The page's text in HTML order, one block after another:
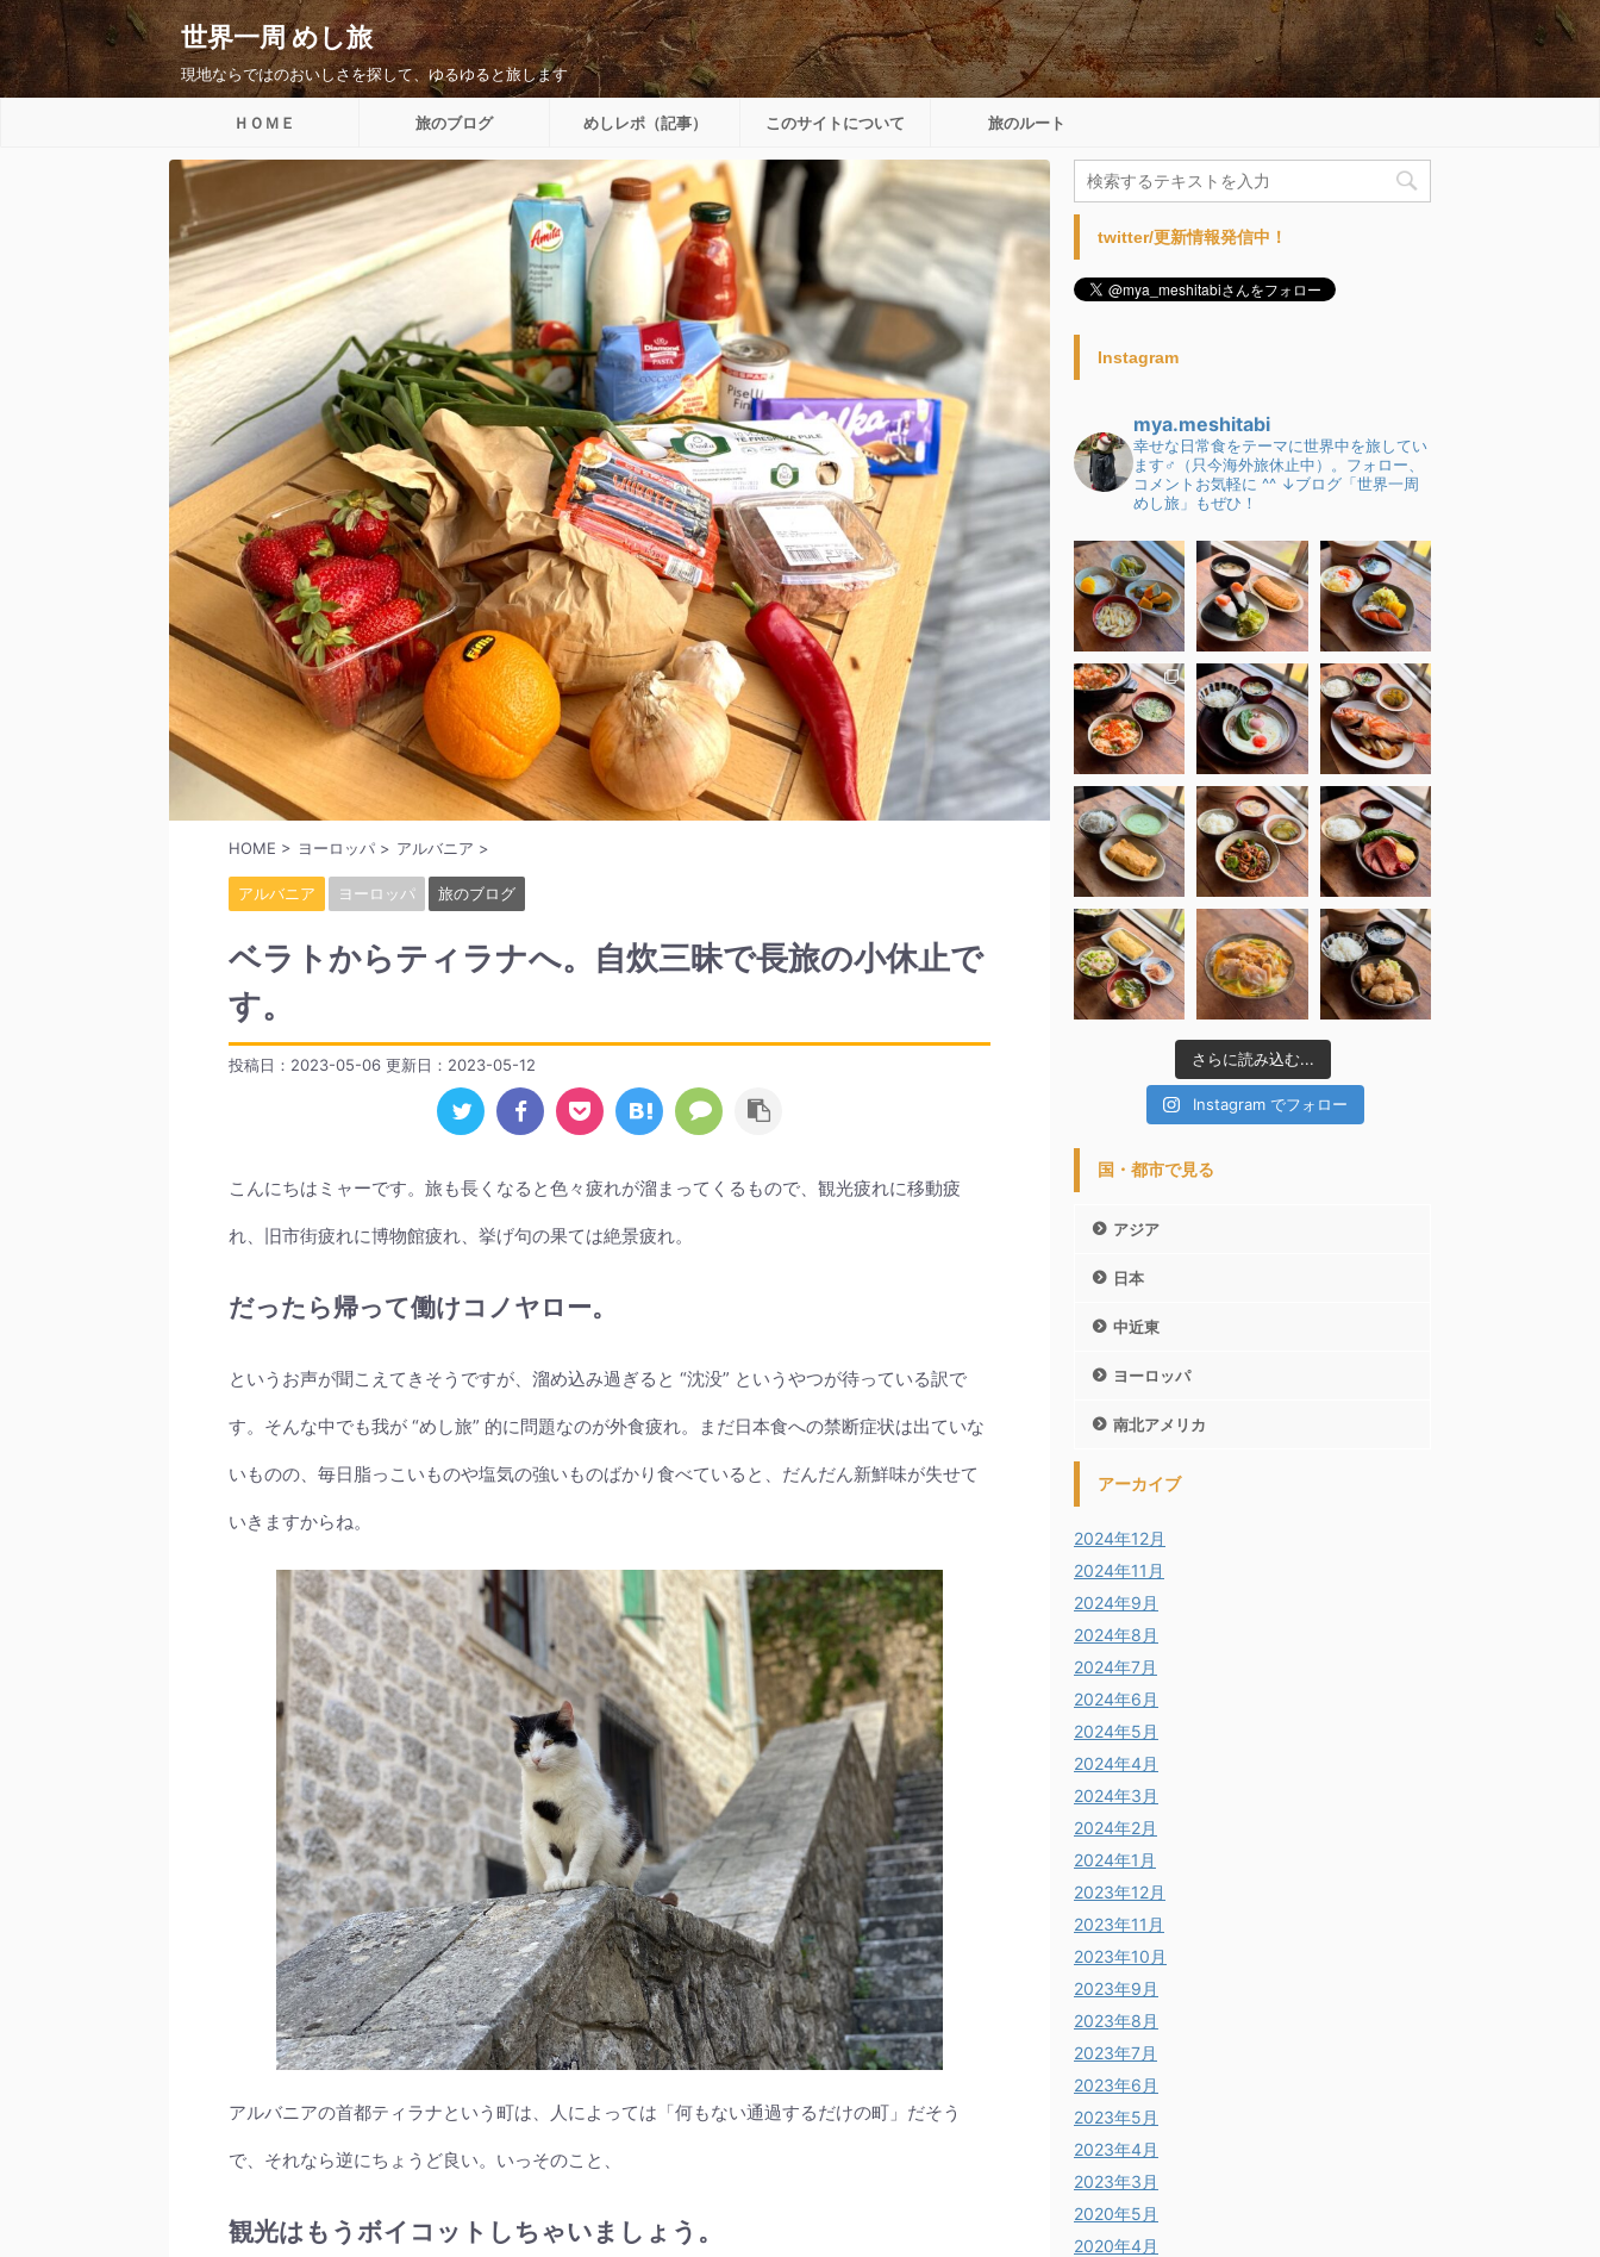
世界一周 めし旅
現地ならではのおいしさを探して、ゆるゆると旅します
ＨＯＭＥ 旅のブログ めしレポ（記事） このサイトについて 旅のルート
HOME > ヨーロッパ > アルバニア >
アルバニア ヨーロッパ 旅のブログ
ベラトからティラナへ。自炊三昧で長旅の小休止で
す。
投稿日：2023-05-06 更新日： 2023-05-12
こんにちはミャーです。旅も長くなると色々疲れが溜まってくるもので、観光疲れに移動疲
れ、旧市街疲れに博物館疲れ、挙げ句の果ては絶景疲れ。
だったら帰って働けコノヤロー。
というお声が聞こえてきそうですが、溜め込み過ぎると “沈没” というやつが待っている訳で
す。そんな中でも我が “めし旅” 的に問題なのが外食疲れ。まだ日本食への禁断症状は出ていな
いものの、毎日脂っこいものや塩気の強いものばかり食べていると、だんだん新鮮味が失せて
いきますからね。
アルバニアの首都ティラナという町は、人によっては「何もない通過するだけの町」だそう
で、それなら逆にちょうど良い。いっそのこと、
観光はもうボイコットしちゃいましょう。
twitter/更新情報発信中！
Instagram
mya.meshitabi
幸せな日常食をテーマに世界中を旅してい
ます♂（只今海外旅休止中）。フォロー、
コメントお気軽に ^^ ↓ブログ「世界一周
めし旅」もぜひ！
さらに読み込む...
Instagram でフォロー
国・都市で見る
アジア
日本
中近東
ヨーロッパ
南北アメリカ
アーカイブ
2024年12月
2024年11月
2024年9月
2024年8月
2024年7月
2024年6月
2024年5月
2024年4月
2024年3月
2024年2月
2024年1月
2023年12月
2023年11月
2023年10月
2023年9月
2023年8月
2023年7月
2023年6月
2023年5月
2023年4月
2023年3月
2020年5月
2020年4月